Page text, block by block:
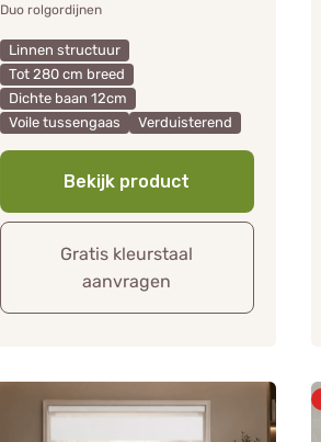
Duo rolgordijnen
Linnen structuur
Tot 280 cm breed
Dichte baan 12cm
Voile tussengaas
Verduisterend
Bekijk product
Gratis kleurstaal
aanvragen